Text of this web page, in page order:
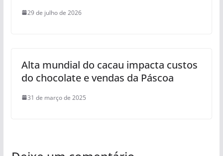
29 de julho de 2026
Alta mundial do cacau impacta custos
do chocolate e vendas da Páscoa
31 de março de 2025